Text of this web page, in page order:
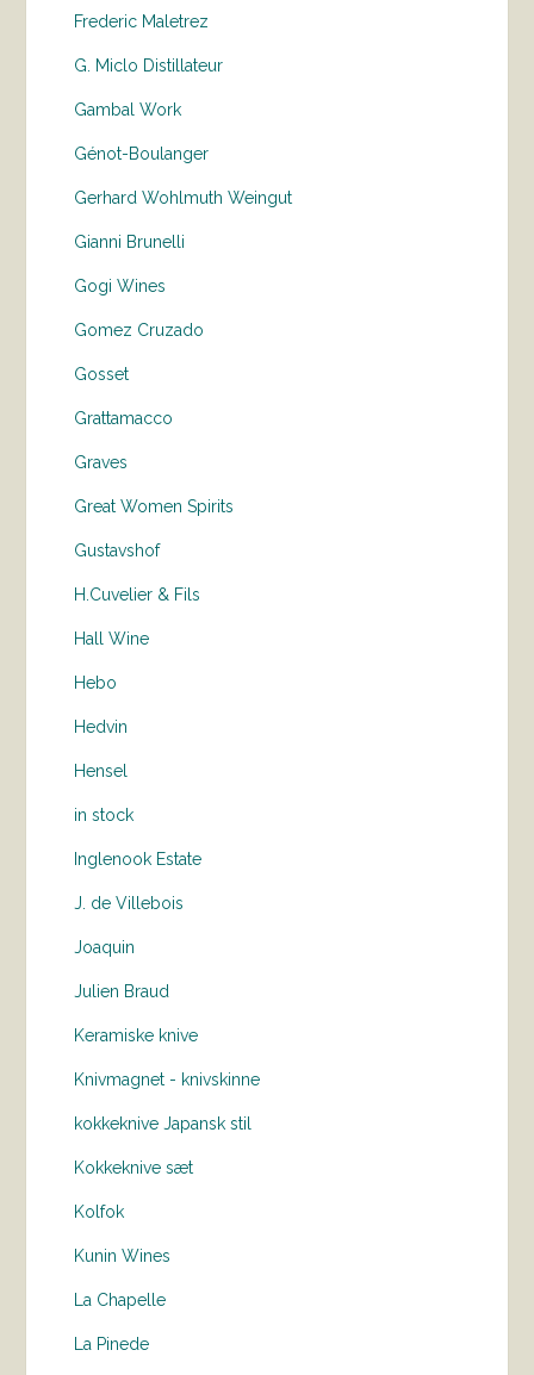
Frederic Maletrez
G. Miclo Distillateur
Gambal Work
Génot-Boulanger
Gerhard Wohlmuth Weingut
Gianni Brunelli
Gogi Wines
Gomez Cruzado
Gosset
Grattamacco
Graves
Great Women Spirits
Gustavshof
H.Cuvelier & Fils
Hall Wine
Hebo
Hedvin
Hensel
in stock
Inglenook Estate
J. de Villebois
Joaquin
Julien Braud
Keramiske knive
Knivmagnet - knivskinne
kokkeknive Japansk stil
Kokkeknive sæt
Kolfok
Kunin Wines
La Chapelle
La Pinede